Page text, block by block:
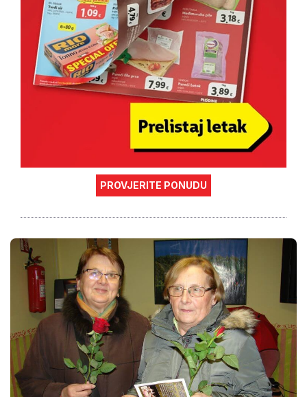
PROVJERITE PONUDU